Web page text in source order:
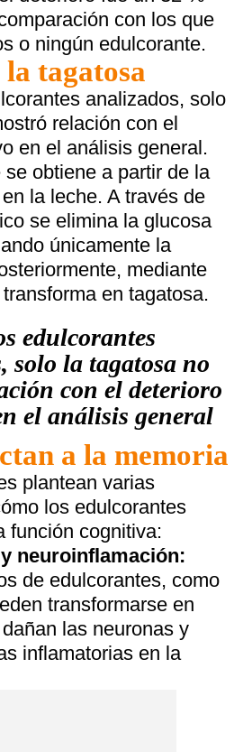
con los que
o ningún edulcorante.
tagatosa
analizados, solo
relación con el
en el análisis general.
obtiene a partir de la
la leche. A través de
se elimina la glucosa
únicamente la
mediante
en tagatosa.
edulcorantes
solo la tagatosa no
con el deterioro
el análisis general
a la memoria
plantean varias
los edulcorantes
función cognitiva:
neuroinflamación:
de edulcorantes, como
transformarse en
las neuronas y
inflamatorias en la